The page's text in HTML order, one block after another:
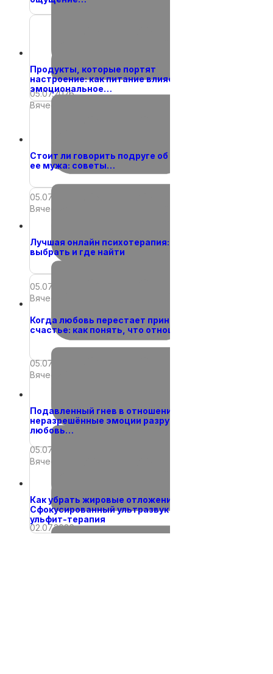
05.07.2026
Вячеслав
05.07.2026
Вячеслав
Продукты, которые портят
настроение: как питание влияет на
эмоциональное…
05.07.2026
Вячеслав
Стоит ли говорить подруге об измене
ее мужа: советы…
05.07.2026
Вячеслав
Лучшая онлайн психотерапия: как
выбрать и где найти
05.07.2026
Вячеслав
Когда любовь перестает приносить
счастье: как понять, что отношения…
02.07.2026
Подавленный гнев в отношениях: как
неразрешённые эмоции разрушают
любовь…
Как убрать жировые отложения?
Сфокусированный ультразвук —
ульфит-терапия